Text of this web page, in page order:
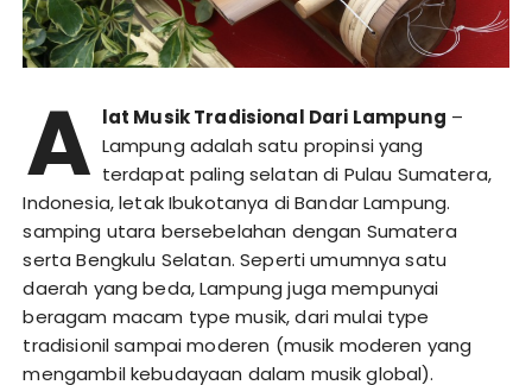
A lat Musik Tradisional Dari Lampung –
Lampung adalah satu propinsi yang
terdapat paling selatan di Pulau Sumatera,
Indonesia, letak Ibukotanya di Bandar Lampung.
samping utara bersebelahan dengan Sumatera
serta Bengkulu Selatan. Seperti umumnya satu
daerah yang beda, Lampung juga mempunyai
beragam macam type musik, dari mulai type
tradisionil sampai moderen (musik moderen yang
mengambil kebudayaan dalam musik global).